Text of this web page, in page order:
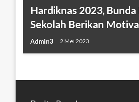
Hardiknas 2023,
Sekolah Berikan
Admin3 2 Mei 2023